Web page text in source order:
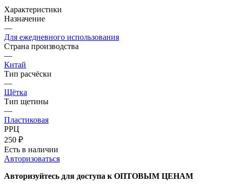
Характеристики
Назначение
—
Для ежедневного использования
Страна производства
—
Китай
Тип расчёски
—
Щётка
Тип щетины
—
Пластиковая
РРЦ
250 ₽
Есть в наличии
Авторизоваться
Авторизуйтесь для доступа к ОПТОВЫМ ЦЕНАМ